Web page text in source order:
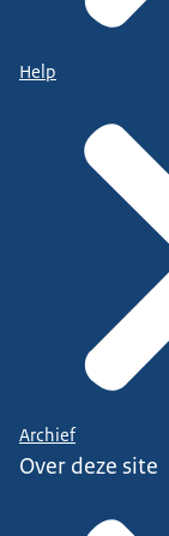
Help
Archief
Over deze site